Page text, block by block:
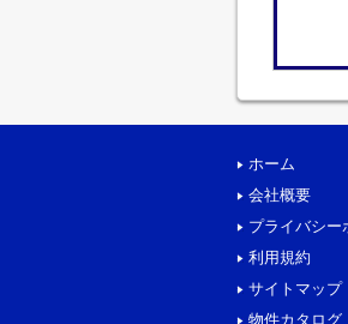
ホーム
会社概要
プライバシー
利用規約
サイトマップ
物件カタログ